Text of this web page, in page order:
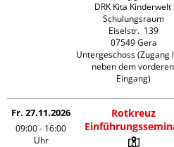
DRK Kita Kinderwelt
Schulungsraum
Eiselstr.  139
07549 Gera
Untergeschoss (Zugang
neben dem vorderen
Eingang)
Fr. 27.11.2026
09:00 - 16:00
Uhr
Rotkreuz